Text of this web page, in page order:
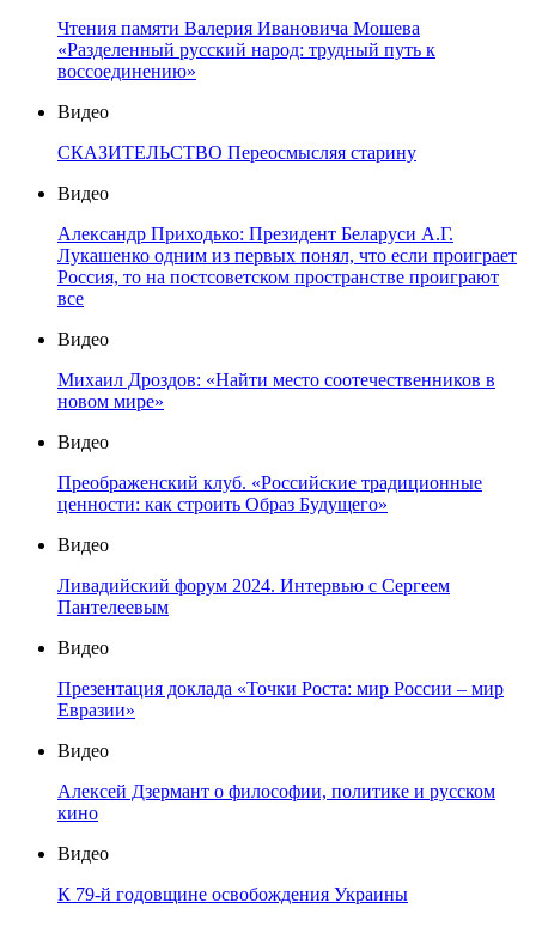
Чтения памяти Валерия Ивановича Мошева
«Разделенный русский народ: трудный путь к
воссоединению»
Видео
СКАЗИТЕЛЬСТВО Переосмысляя старину
Видео
Александр Приходько: Президент Беларуси А.Г.
Лукашенко одним из первых понял, что если проиграет
Россия, то на постсоветском пространстве проиграют
все
Видео
Михаил Дроздов: «Найти место соотечественников в
новом мире»
Видео
Преображенский клуб. «Российские традиционные
ценности: как строить Образ Будущего»
Видео
Ливадийский форум 2024. Интервью с Сергеем
Пантелеевым
Видео
Презентация доклада «Точки Роста: мир России – мир
Евразии»
Видео
Алексей Дзермант о философии, политике и русском
кино
Видео
К 79-й годовщине освобождения Украины